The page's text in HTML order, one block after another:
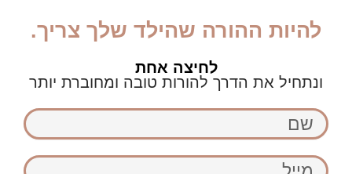
להיות ההורה שהילד שלך צריך.
לחיצה אחת
ונתחיל את הדרך להורות טובה ומחוברת יותר
שם
מייל